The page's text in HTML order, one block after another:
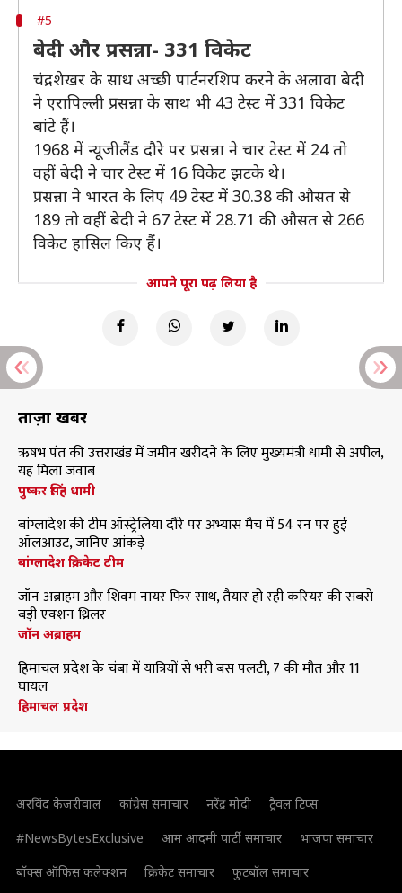
#5
बेदी और प्रसन्ना- 331 विकेट
चंद्रशेखर के साथ अच्छी पार्टनरशिप करने के अलावा बेदी
ने एरापिल्ली प्रसन्ना के साथ भी 43 टेस्ट में 331 विकेट
बांटे हैं।
1968 में न्यूजीलैंड दौरे पर प्रसन्ना ने चार टेस्ट में 24 तो
वहीं बेदी ने चार टेस्ट में 16 विकेट झटके थे।
प्रसन्ना ने भारत के लिए 49 टेस्ट में 30.38 की औसत से
189 तो वहीं बेदी ने 67 टेस्ट में 28.71 की औसत से 266
विकेट हासिल किए हैं।
आपने पूरा पढ़ लिया है
ताज़ा खबरें
ऋषभ पंत की उत्तराखंड में जमीन खरीदने के लिए मुख्यमंत्री धामी से अपील,
यह मिला जवाब
पुष्कर सिंह धामी
बांग्लादेश की टीम ऑस्ट्रेलिया दौरे पर अभ्यास मैच में 54 रन पर हुई
ऑलआउट, जानिए आंकड़े
बांग्लादेश क्रिकेट टीम
जॉन अब्राहम और शिवम नायर फिर साथ, तैयार हो रही करियर की सबसे
बड़ी एक्शन थ्रिलर
जॉन अब्राहम
हिमाचल प्रदेश के चंबा में यात्रियों से भरी बस पलटी, 7 की मौत और 11
घायल
हिमाचल प्रदेश
अरविंद केजरीवाल कांग्रेस समाचार नरेंद्र मोदी
ट्रैवल टिप्स
#NewsBytesExclusive
आम आदमी पार्टी समाचार
भाजपा समाचार
बॉक्स ऑफिस कलेक्शन
क्रिकेट समाचार फुटबॉल समाचार